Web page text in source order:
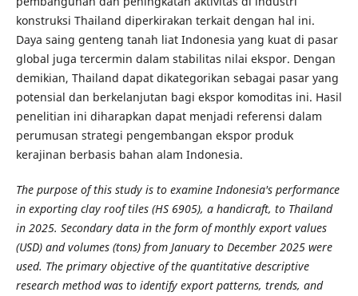
konstruksi Thailand diperkirakan terkait dengan hal ini.
Daya saing genteng tanah liat Indonesia yang kuat di pasar
global juga tercermin dalam stabilitas nilai ekspor. Dengan
demikian, Thailand dapat dikategorikan sebagai pasar yang
potensial dan berkelanjutan bagi ekspor komoditas ini. Hasil
penelitian ini diharapkan dapat menjadi referensi dalam
perumusan strategi pengembangan ekspor produk
kerajinan berbasis bahan alam Indonesia.
The purpose of this study is to examine Indonesia's performance
in exporting clay roof tiles (HS 6905), a handicraft, to Thailand
in 2025. Secondary data in the form of monthly export values
(USD) and volumes (tons) from January to December 2025 were
used. The primary objective of the quantitative descriptive
research method was to identify export patterns, trends, and